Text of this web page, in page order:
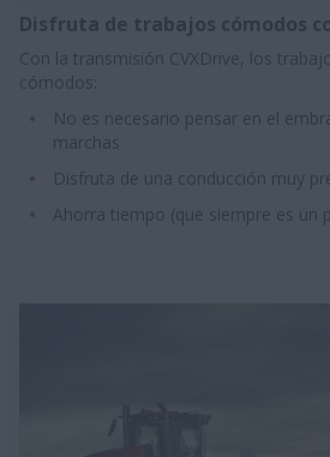
Disfruta de trabajos cómodos
Con la transmisión CVXDrive, los
cómodos:​
No es necesario pensar en el
marchas
Disfruta de una conducción muy
Ahorra tiempo (que siempre es un